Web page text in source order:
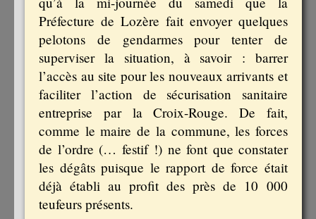
Préfecture de Lozère fait envoyer quelques
pelotons de gendarmes pour tenter de
superviser la situation, à savoir : barrer
l’accès au site pour les nouveaux arrivants et
faciliter l’action de sécurisation sanitaire
entreprise par la Croix-Rouge. De fait,
comme le maire de la commune, les forces
de l’ordre (… festif !) ne font que constater
les dégâts puisque le rapport de force était
déjà établi au profit des près de 10 000
teufeurs présents.